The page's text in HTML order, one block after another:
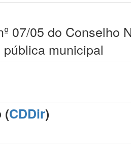
07/05 do Conselho
municipal
(CDDir)